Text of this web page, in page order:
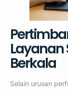
Layanan
Berkala
Selain urusan